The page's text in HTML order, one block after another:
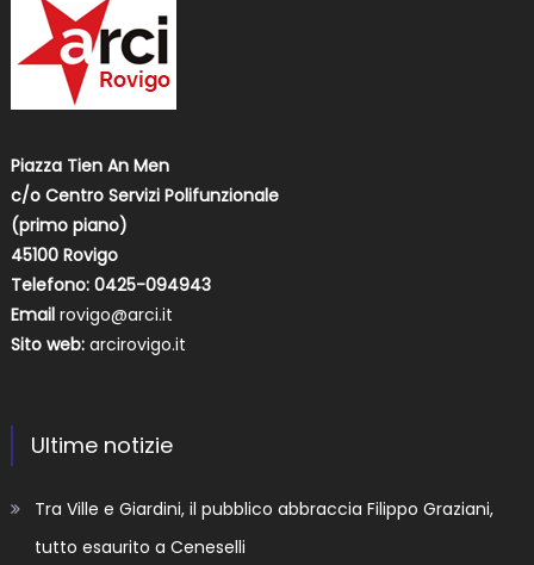
Piazza Tien An Men
c/o Centro Servizi Polifunzionale
(primo piano)
45100 Rovigo
Telefono: 0425-094943
Email rovigo@arci.it
Sito web: arcirovigo.it
Ultime notizie
Tra Ville e Giardini, il pubblico abbraccia Filippo Graziani,
tutto esaurito a Ceneselli